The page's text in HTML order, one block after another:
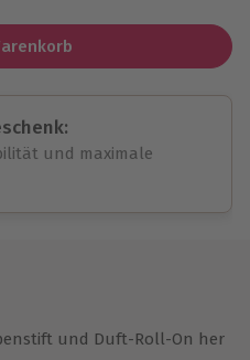
und maximale
einlösbar.
und Duft-Roll-On her